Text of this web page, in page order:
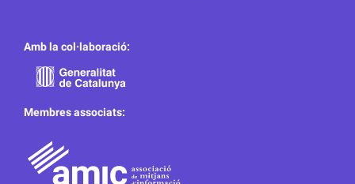
Amb la col·laboració:
Membres associats: